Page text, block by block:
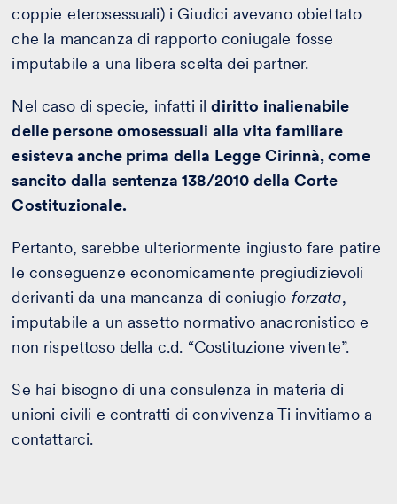
coppie eterosessuali) i Giudici avevano obiettato
che la mancanza di rapporto coniugale fosse
imputabile a una libera scelta dei partner.
Nel caso di specie, infatti ildiritto inalienabile
delle persone omosessuali alla vita familiare
esisteva anche prima della Legge Cirinnà, come
sancito dalla sentenza 138/2010 della Corte
Costituzionale.
Pertanto, sarebbe ulteriormente ingiusto fare patire
le conseguenze economicamente pregiudizievoli
derivanti da una mancanza di coniugio forzata,
imputabile a un assetto normativo anacronistico e
non rispettoso della c.d. “Costituzione vivente”.
Se hai bisogno di una consulenza in materia di
unioni civili e contratti di convivenza Ti invitiamo a
contattarci.